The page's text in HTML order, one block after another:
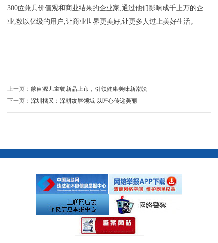
300位兼具价值观和商业结果的企业家,通过他们影响成千上万的企
业,数以亿级的用户,让商业世界更美好,让更多人过上美好生活。
上一页： 蒙自源儿童餐新品上市，引领健康美味新潮流
下一页： 深圳橘又：深耕纹唇领域 以匠心传递美丽